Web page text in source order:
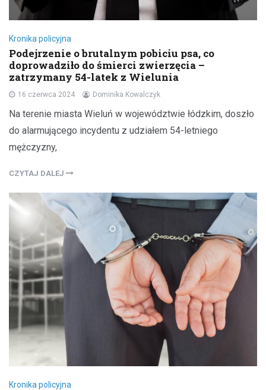
Kronika policyjna
Podejrzenie o brutalnym pobiciu psa, co
doprowadziło do śmierci zwierzęcia –
zatrzymany 54-latek z Wielunia
16 czerwca 2024 Dominika Kowalczyk
Na terenie miasta Wieluń w województwie łódzkim, doszło
do alarmującego incydentu z udziałem 54-letniego
mężczyzny,
CZYTAJ DALEJ
Kronika policyjna